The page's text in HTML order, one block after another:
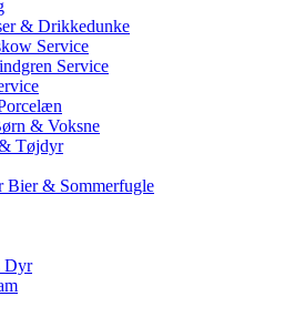
& Drikkedunke
Service
Service
& Voksne
Tøjdyr
Bier & Sommerfugle
Dyr